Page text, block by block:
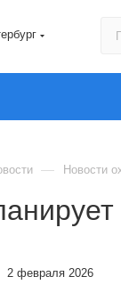
— Новости
2 февраля 2026